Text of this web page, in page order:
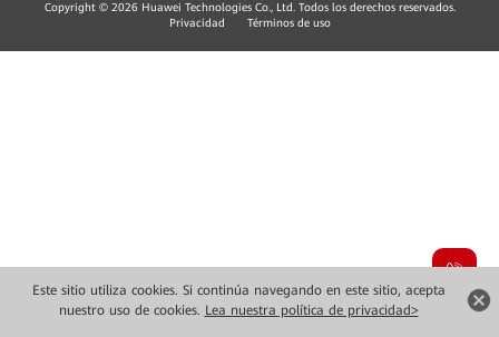
Este sitio utiliza cookies. Si continúa navegando en este sitio, acepta
nuestro uso de cookies. Lea nuestra política de privacidad>
Copyright © 2026 Huawei Technologies Co., Ltd. Todos los derechos reservados.
Privacidad
Términos de uso